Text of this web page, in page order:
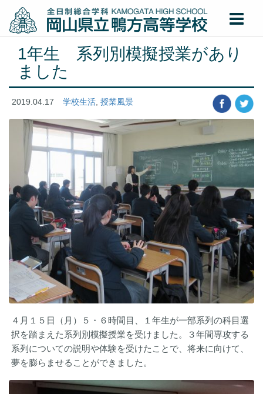
1年生 系列別模擬授業があり
ました
2019.04.17 学校生活 授業風景
４月１５日（月）５・６時間目、１年生が一部系列の科目選
択を踏まえた系列別模擬授業を受けました。３年間専攻する
系列についての説明や体験を受けたことで、将来に向けて、
夢を膨らませることができました。